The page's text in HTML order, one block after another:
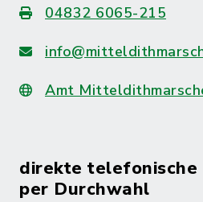
04832 6065-215
Amt
direkte telefonische
per Durchwahl